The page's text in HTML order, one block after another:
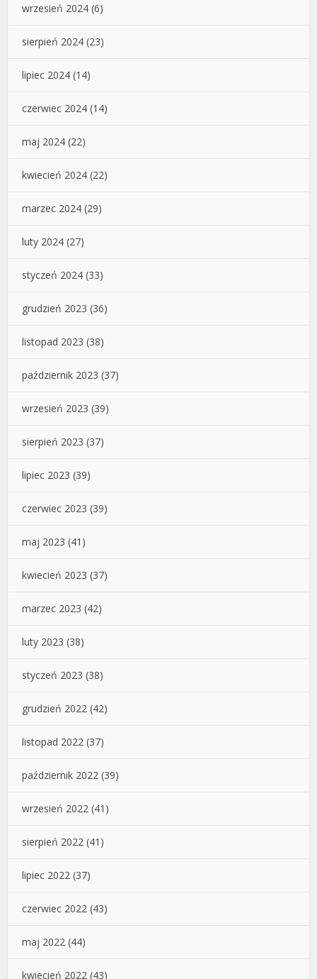
wrzesień 2024 (6)
sierpień 2024 (23)
lipiec 2024 (14)
czerwiec 2024 (14)
maj 2024 (22)
kwiecień 2024 (22)
marzec 2024 (29)
luty 2024 (27)
styczeń 2024 (33)
grudzień 2023 (36)
listopad 2023 (38)
październik 2023 (37)
wrzesień 2023 (39)
sierpień 2023 (37)
lipiec 2023 (39)
czerwiec 2023 (39)
maj 2023 (41)
kwiecień 2023 (37)
marzec 2023 (42)
luty 2023 (38)
styczeń 2023 (38)
grudzień 2022 (42)
listopad 2022 (37)
październik 2022 (39)
wrzesień 2022 (41)
sierpień 2022 (41)
lipiec 2022 (37)
czerwiec 2022 (43)
maj 2022 (44)
kwiecień 2022 (43)